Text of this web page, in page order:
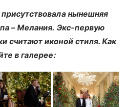
нынешняя
– Мелания. Экс-первую
считают иконой стиля. Как
в галерее: